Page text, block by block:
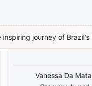
inspiring journey of
Vanessa Da